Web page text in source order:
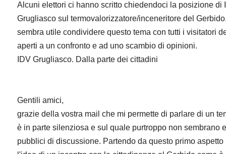
Alcuni elettori ci hanno scritto chiedendoci la posizione di
Grugliasco sul termovalorizzatore/inceneritore del
sembra utile condividere questo tema con tutti i visitatori
aperti a un confronto e ad uno scambio di opinioni.
IDV Grugliasco. Dalla parte dei cittadini
Gentili amici,
grazie della vostra mail che mi permette di parlare di un
è in parte silenziosa e sul quale purtroppo non sembrano
pubblici di discussione. Partendo da questo primo